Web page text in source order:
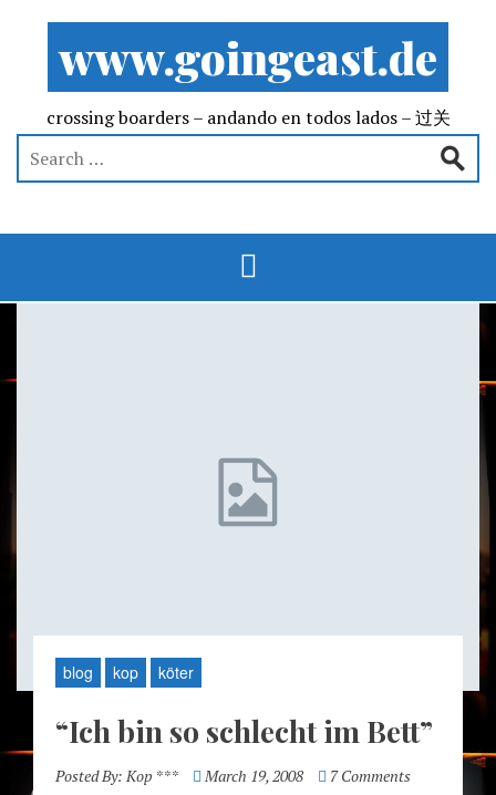
www.goingeast.de
crossing boarders – andando en todos lados – 过关
blog kop köter
“Ich bin so schlecht im Bett”
Posted By: Kop *** March 19, 2008 7 Comments